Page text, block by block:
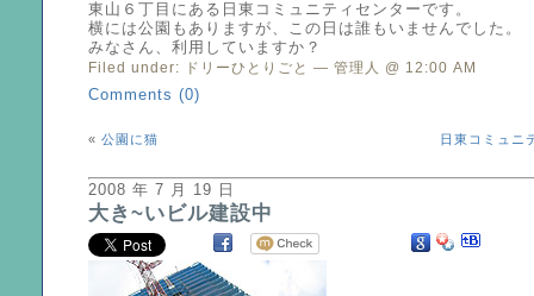
東山６丁目にある日東コミュニティセンターです。
横には公園もありますが、この日は誰もいませんでした。
みなさん、利用していますか？
Filed under:
ドリーひとりごと — 管理人 @ 12:00 AM
Comments (0)
« 公園に猫 日東コミュニ
2008 年 7 月 19 日
大き~いビル建設中